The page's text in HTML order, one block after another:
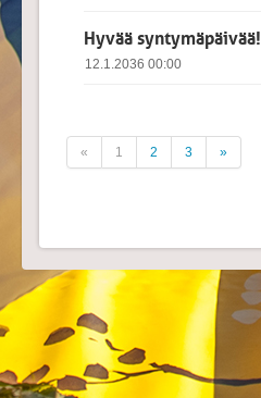
Hyvää syntymäpäivää!
12.1.2036 00:00
« 1 2 3 »